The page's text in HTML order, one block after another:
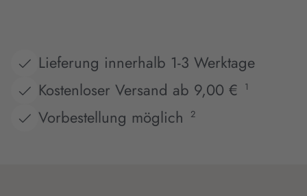
Lieferung innerhalb 1-3 Werktage
Kostenloser Versand ab 9,00 €
1
Vorbestellung möglich 2